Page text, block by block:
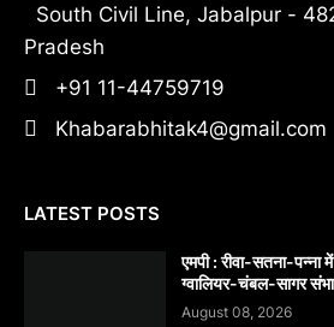
South Civil Line, Jabalpur -
Pradesh
+91 11-44759719
Khabarabhitak4@gmail.com
LATEST POSTS
एमपी : रीवा-सतना-पन्ना
ग्वालियर-चंबल-सागर
August 08, 2026